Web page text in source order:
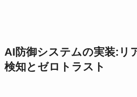
AI防御システムの実装:リ
検知とゼロトラスト